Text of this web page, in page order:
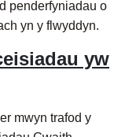
penderfyniadau o
yn y flwyddyn.
yw
mwyn trafod y